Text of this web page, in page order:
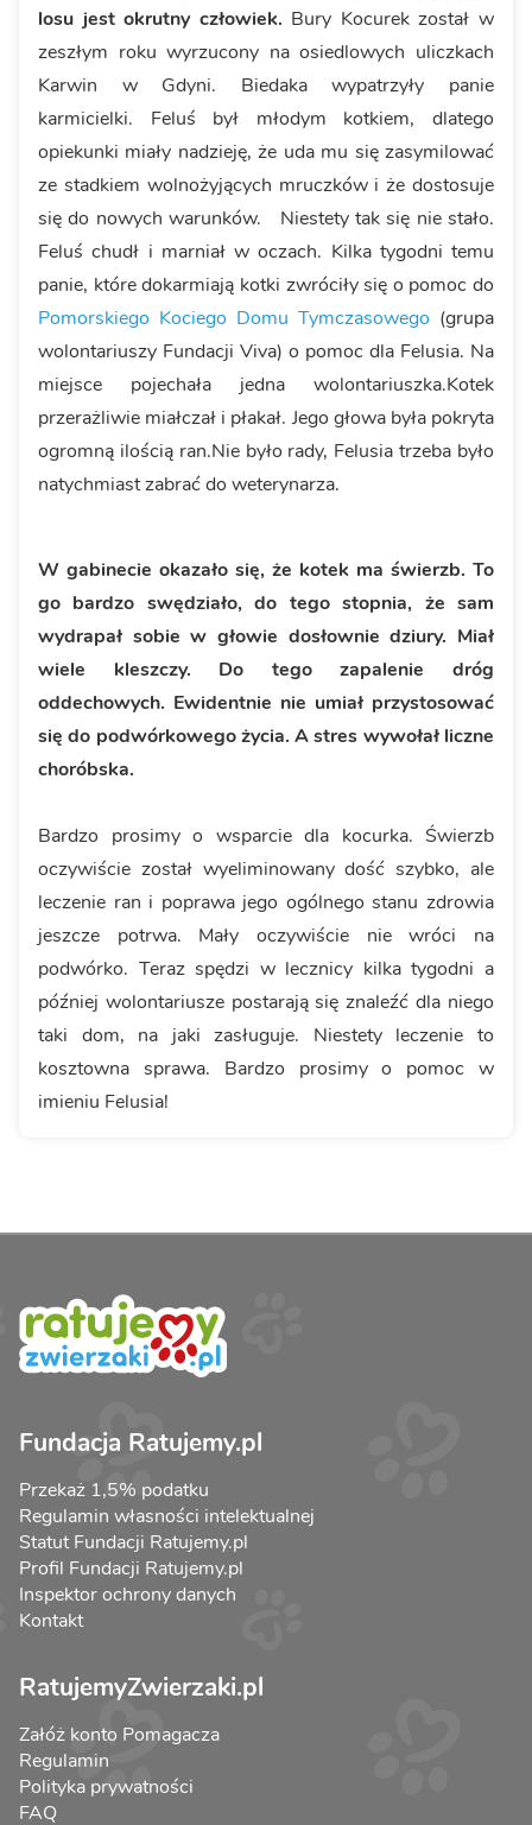
losu jest okrutny człowiek. Bury Kocurek został w
zeszłym roku wyrzucony na osiedlowych uliczkach
Karwin w Gdyni. Biedaka wypatrzyły panie
karmicielki. Feluś był młodym kotkiem, dlatego
opiekunki miały nadzieję, że uda mu się zasymilować
ze stadkiem wolnożyjących mruczków i że dostosuje
się do nowych warunków. Niestety tak się nie stało.
Feluś chudł i marniał w oczach. Kilka tygodni temu
panie, które dokarmiają kotki zwróciły się o pomoc do
Pomorskiego Kociego Domu Tymczasowego (grupa
wolontariuszy Fundacji Viva) o pomoc dla Felusia. Na
miejsce pojechała jedna wolontariuszka.Kotek
przerażliwie miałczał i płakał. Jego głowa była pokryta
ogromną ilością ran.Nie było rady, Felusia trzeba było
natychmiast zabrać do weterynarza.
W gabinecie okazało się, że kotek ma świerzb. To
go bardzo swędziało, do tego stopnia, że sam
wydrapał sobie w głowie dosłownie dziury. Miał
wiele kleszczy. Do tego zapalenie dróg
oddechowych. Ewidentnie nie umiał przystosować
się do podwórkowego życia. A stres wywołał liczne
choróbska.
Bardzo prosimy o wsparcie dla kocurka. Świerzb
oczywiście został wyeliminowany dość szybko, ale
leczenie ran i poprawa jego ogólnego stanu zdrowia
jeszcze potrwa. Mały oczywiście nie wróci na
podwórko. Teraz spędzi w lecznicy kilka tygodni a
później wolontariusze postarają się znaleźć dla niego
taki dom, na jaki zasługuje. Niestety leczenie to
kosztowna sprawa. Bardzo prosimy o pomoc w
imieniu Felusia!
Fundacja Ratujemy.pl
Przekaż 1,5% podatku
Regulamin własności intelektualnej
Statut Fundacji Ratujemy.pl
Profil Fundacji Ratujemy.pl
Inspektor ochrony danych
Kontakt
RatujemyZwierzaki.pl
Załóż konto Pomagacza
Regulamin
Polityka prywatności
FAQ